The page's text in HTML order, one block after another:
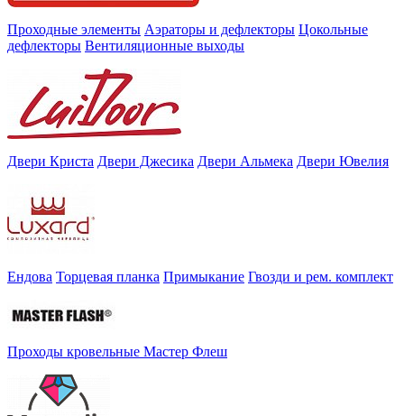
Проходные элементы Аэраторы и дефлекторы Цокольные
дефлекторы Вентиляционные выходы
Двери Криста Двери Джесика Двери Альмека Двери Ювелия
Ендова Торцевая планка Примыкание Гвозди и рем. комплект
Проходы кровельные Мастер Флеш